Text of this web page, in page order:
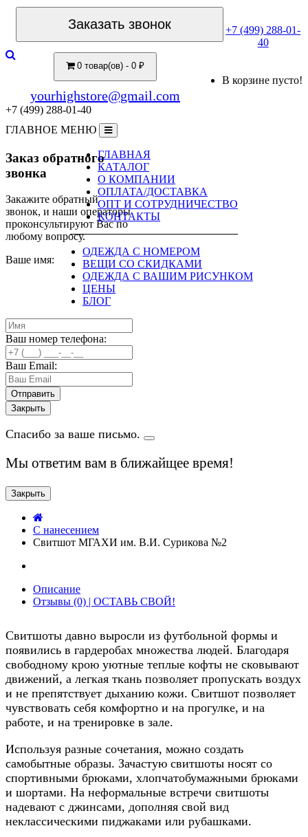
Заказать звонок
+7 (499) 288-01-
40
0 товар(ов) - 0 ₽
В корзине пусто!
yourhighstore@gmail.com
+7 (499) 288-01-40
ГЛАВНОЕ МЕНЮ
ГЛАВНАЯ
КАТАЛОГ
О КОМПАНИИ
ОПЛАТА/ДОСТАВКА
ОПТ И СОТРУДНИЧЕСТВО
КОНТАКТЫ
ОДЕЖДА С НОМЕРОМ
ВЕЩИ СО СКИДКАМИ
ОДЕЖДА С ВАШИМ РИСУНКОМ
ЦЕНЫ
БЛОГ
Заказ обратного
звонка
Закажите обратный
звонок, и наши операторы
проконсультируют Вас по
любому вопросу.
Ваше имя:
Ваш номер телефона:
Ваш Email:
Закрыть
Спасибо за ваше письмо.
Мы ответим вам в ближайщее время!
Закрыть
C нанесением
Свитшот МГАХИ им. В.И. Сурикова №2
Описание
Отзывы (0) | ОСТАВЬ СВОЙ!
Свитшоты давно выросли из футбольной формы и
появились в гардеробах множества людей. Благодаря
свободному крою уютные теплые кофты не сковывают
движений, а легкая ткань позволяет пропускать воздух
и не препятствует дыханию кожи. Свитшот позволяет
чувствовать себя комфортно и на прогулке, и на
работе, и на тренировке в зале.
Используя разные сочетания, можно создать
самобытные образы. Зачастую свитшоты носят со
спортивными брюками, хлопчатобумажными брюками
и шортами. На неформальные встречи свитшоты
надевают с джинсами, дополняя свой вид
неклассическими пиджаками или рубашками.